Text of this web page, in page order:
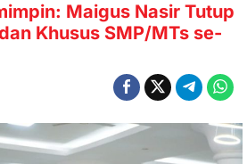
Maigus Nasir Tutup
Khusus SMP/MTs se-